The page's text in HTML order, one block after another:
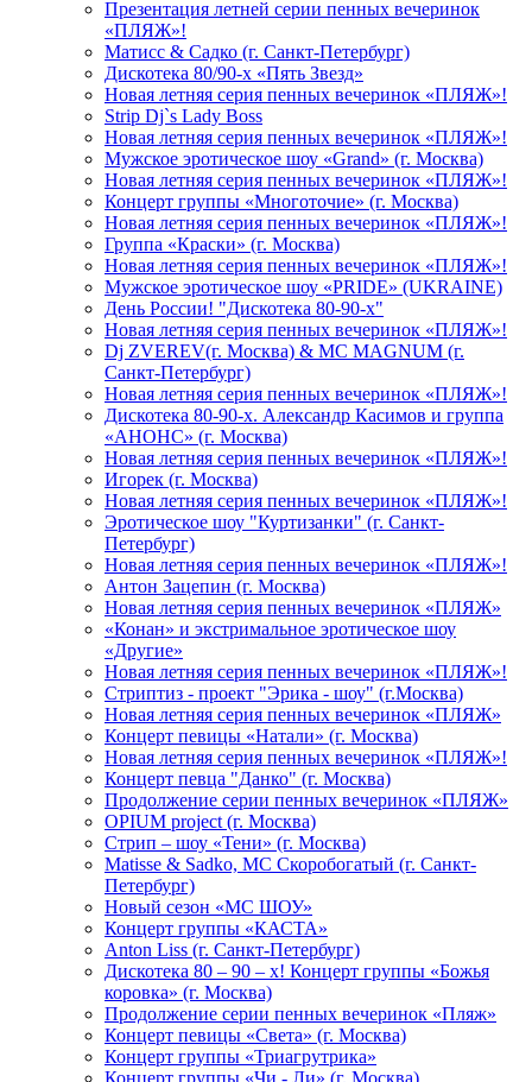
Презентация летней серии пенных вечеринок
«ПЛЯЖ»!
Матисс & Садко (г. Санкт-Петербург)
Дискотека 80/90-х «Пять Звезд»
Новая летняя серия пенных вечеринок «ПЛЯЖ»!
Strip Dj`s Lady Boss
Новая летняя серия пенных вечеринок «ПЛЯЖ»!
Мужское эротическое шоу «Grand» (г. Москва)
Новая летняя серия пенных вечеринок «ПЛЯЖ»!
Концерт группы «Многоточие» (г. Москва)
Новая летняя серия пенных вечеринок «ПЛЯЖ»!
Группа «Краски» (г. Москва)
Новая летняя серия пенных вечеринок «ПЛЯЖ»!
Мужское эротическое шоу «PRIDE» (UKRAINE)
День России! "Дискотека 80-90-х"
Новая летняя серия пенных вечеринок «ПЛЯЖ»!
Dj ZVEREV(г. Москва) & MC MAGNUM (г.
Санкт-Петербург)
Новая летняя серия пенных вечеринок «ПЛЯЖ»!
Дискотека 80-90-х. Александр Касимов и группа
«АНОНС» (г. Москва)
Новая летняя серия пенных вечеринок «ПЛЯЖ»!
Игорек (г. Москва)
Новая летняя серия пенных вечеринок «ПЛЯЖ»!
Эротическое шоу "Куртизанки" (г. Санкт-
Петербург)
Новая летняя серия пенных вечеринок «ПЛЯЖ»!
Антон Зацепин (г. Москва)
Новая летняя серия пенных вечеринок «ПЛЯЖ»
«Конан» и экстримальное эротическое шоу
«Другие»
Новая летняя серия пенных вечеринок «ПЛЯЖ»!
Стриптиз - проект "Эрика - шоу" (г.Москва)
Новая летняя серия пенных вечеринок «ПЛЯЖ»
Концерт певицы «Натали» (г. Москва)
Новая летняя серия пенных вечеринок «ПЛЯЖ»!
Концерт певца "Данко" (г. Москва)
Продолжение серии пенных вечеринок «ПЛЯЖ»
OPIUM project (г. Москва)
Стрип – шоу «Тени» (г. Москва)
Matissе & Sadko, MC Скоробогатый (г. Санкт-
Петербург)
Новый сезон «МС ШОУ»
Концерт группы «КАСТА»
Anton Liss (г. Санкт-Петербург)
Дискотека 80 – 90 – х! Концерт группы «Божья
коровка» (г. Москва)
Продолжение серии пенных вечеринок «Пляж»
Концерт певицы «Света» (г. Москва)
Концерт группы «Триагрутрика»
Концерт группы «Чи - Ли» (г. Москва)